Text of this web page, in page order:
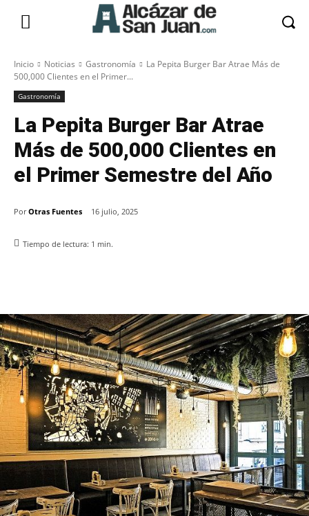
Inicio Noticias Gastronomía
La Pepita Burger Bar Atrae Más de
500,000 Clientes en el Primer...
Gastronomía
La Pepita Burger Bar Atrae
Más de 500,000 Clientes en
el Primer Semestre del Año
Por Otras Fuentes 16 julio, 2025
Tiempo de lectura: 1 min.